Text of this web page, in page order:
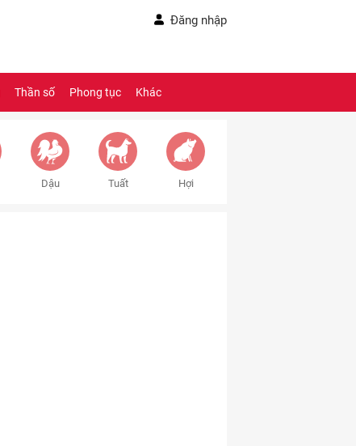
Đăng nhập
Thần số Phong tục Khác
Dậu Tuất Hợi